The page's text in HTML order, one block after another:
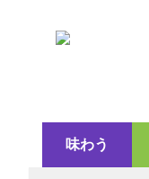
味わう